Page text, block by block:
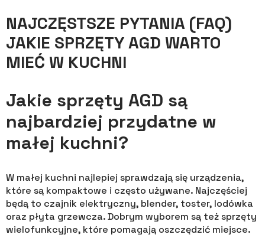
NAJCZĘSTSZE PYTANIA (FAQ)
JAKIE SPRZĘTY AGD WARTO
MIEĆ W KUCHNI
Jakie sprzęty AGD są
najbardziej przydatne w
małej kuchni?
W małej kuchni najlepiej sprawdzają się urządzenia,
które są kompaktowe i często używane. Najczęściej
będą to czajnik elektryczny, blender, toster, lodówka
oraz płyta grzewcza. Dobrym wyborem są też sprzęty
wielofunkcyjne, które pomagają oszczędzić miejsce.